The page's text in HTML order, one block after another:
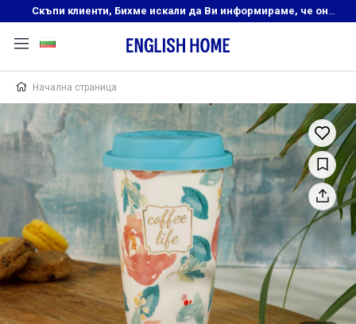
Скъпи клиенти, Бихме искали да Ви информираме, че онлайн магазинът на English Home преустановява своята дейност. Прекрасният ни и усмихнат екип ,Ви очаква в нашите физически магазини, където ще откриете любимите си продукти! Благодарим Ви, че сте част от семейството на Еnglish Home!
Начална страница